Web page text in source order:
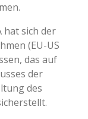
hat sich der
(EU-US
das auf
der
des